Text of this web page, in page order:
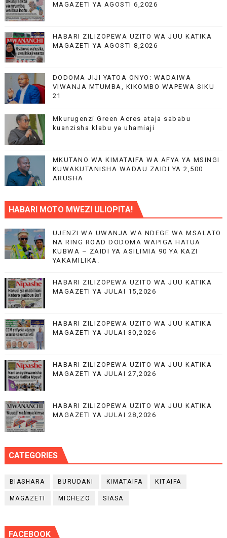
MAGAZETI YA AGOSTI 6,2026
HABARI ZILIZOPEWA UZITO WA JUU KATIKA
MAGAZETI YA AGOSTI 8,2026
DODOMA JIJI YATOA ONYO: WADAIWA
VIWANJA MTUMBA, KIKOMBO WAPEWA SIKU
21
Mkurugenzi Green Acres ataja sababu
kuanzisha klabu ya uhamiaji
MKUTANO WA KIMATAIFA WA AFYA YA MSINGI
KUWAKUTANISHA WADAU ZAIDI YA 2,500
ARUSHA
HABARI MOTO MWEZI ULIOPITA!
UJENZI WA UWANJA WA NDEGE WA MSALATO
NA RING ROAD DODOMA WAPIGA HATUA
KUBWA – ZAIDI YA ASILIMIA 90 YA KAZI
YAKAMILIKA.
HABARI ZILIZOPEWA UZITO WA JUU KATIKA
MAGAZETI YA JULAI 15,2026
HABARI ZILIZOPEWA UZITO WA JUU KATIKA
MAGAZETI YA JULAI 30,2026
HABARI ZILIZOPEWA UZITO WA JUU KATIKA
MAGAZETI YA JULAI 27,2026
HABARI ZILIZOPEWA UZITO WA JUU KATIKA
MAGAZETI YA JULAI 28,2026
CATEGORIES
BIASHARA BURUDANI KIMATAIFA KITAIFA
MAGAZETI MICHEZO SIASA
FACEBOOK